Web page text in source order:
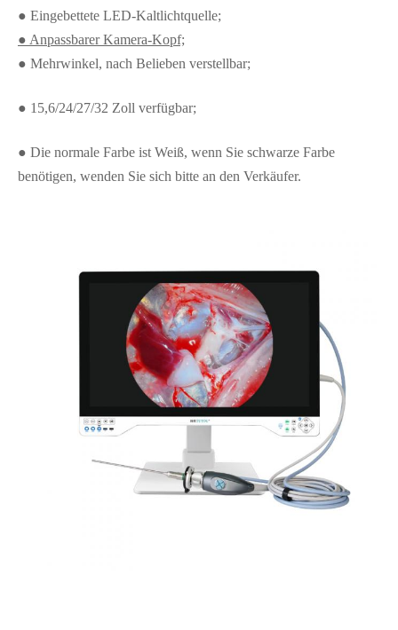
● Eingebettete LED-Kaltlichtquelle;
● Anpassbarer Kamera-Kopf;
● Mehrwinkel, nach Belieben verstellbar;
● 15,6/24/27/32 Zoll verfügbar;
● Die normale Farbe ist Weiß, wenn Sie schwarze Farbe
benötigen, wenden Sie sich bitte an den Verkäufer.